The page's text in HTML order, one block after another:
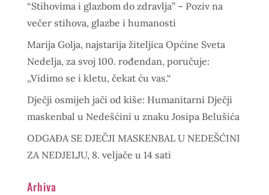
“Stihovima i glazbom do zdravlja” – Poziv na
večer stihova, glazbe i humanosti
Marija Golja, najstarija žiteljica Općine Sveta
Nedelja, za svoj 100. rođendan, poručuje:
„Vidimo se i kletu, čekat ću vas.“
Dječji osmijeh jači od kiše: Humanitarni Dječji
maskenbal u Nedešćini u znaku Josipa Belušića
ODGAĐA SE DJEČJI MASKENBAL U NEDEŠĆINI
ZA NEDJELJU, 8. veljače u 14 sati
Arhiva